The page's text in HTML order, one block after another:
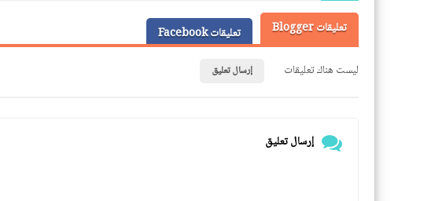
تعليقات Blogger
تعليقات Facebook
ليست هناك تعليقات
إرسال تعليق
إرسال تعليق